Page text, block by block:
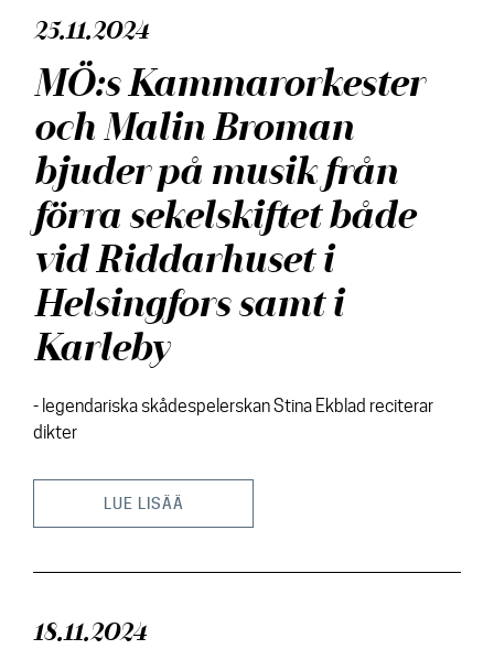
25.11.2024
MÖ:s Kammarorkester
och Malin Broman
bjuder på musik från
förra sekelskiftet både
vid Riddarhuset i
Helsingfors samt i
Karleby
- legendariska skådespelerskan Stina Ekblad reciterar
dikter
LUE LISÄÄ
18.11.2024